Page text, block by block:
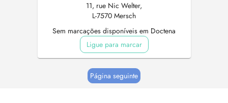
11, rue Nic Welter,
L-7570 Mersch
Sem marcações disponíveis em Doctena
Ligue para marcar
Página seguinte